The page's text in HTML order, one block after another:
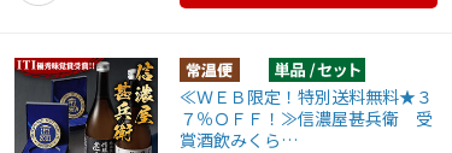
≪ＷＥＢ限定！特別送料無料★３
７％ＯＦＦ！≫信濃屋甚兵衛 受
賞酒飲みくら…